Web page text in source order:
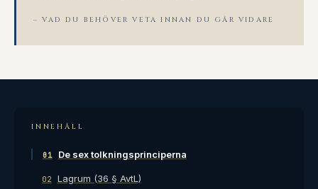
– VAD DU BEHÖVER VETA INNAN DU GÅR VIDARE
INNEHÅLL
01 De sex tolkningsprinciperna
02 Lagrum (36 § AvtL)